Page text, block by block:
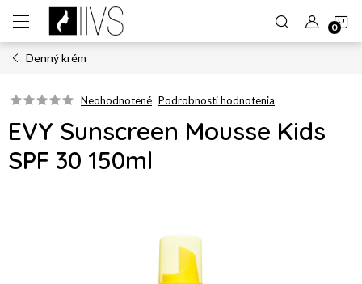
obsah
Denný krém
Neohodnotené Podrobnosti hodnotenia
EVY Sunscreen Mousse Kids
SPF 30 150ml